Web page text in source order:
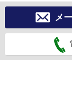
メ